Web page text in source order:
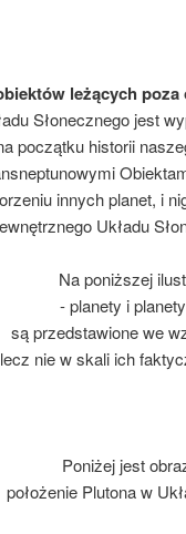
leżących
Słonecznego jest
początku historii
innych planet, i
Układu
Na poniższej
- planety i
są przedstawione we
lecz nie w skali ich
Poniżej jest
położenie Plutona w